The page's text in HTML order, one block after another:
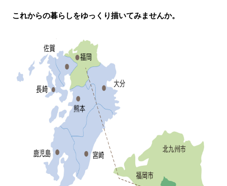
これからの暮らしをゆっくり描いてみませんか。